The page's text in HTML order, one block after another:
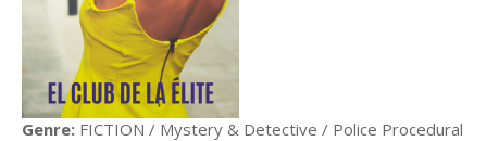
Genre: FICTION / Mystery & Detective / Police Procedural